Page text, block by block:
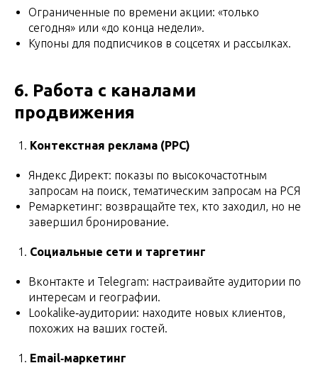
Ограниченные по времени акции: «только
сегодня» или «до конца недели».
Купоны для подписчиков в соцсетях и рассылках.
6. Работа с каналами
продвижения
Контекстная реклама (PPC)
Яндекс Директ: показы по высокочастотным
запросам на поиск, тематическим запросам на РСЯ
Ремаркетинг: возвращайте тех, кто заходил, но не
завершил бронирование.
Социальные сети и таргетинг
Вконтакте и Telegram: настраивайте аудитории по
интересам и географии.
Lookalike‑аудитории: находите новых клиентов,
похожих на ваших гостей.
Email‑маркетинг